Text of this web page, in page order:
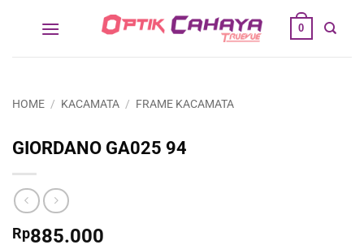
0
HOME / KACAMATA / FRAME KACAMATA
GIORDANO GA025 94
Rp885.000